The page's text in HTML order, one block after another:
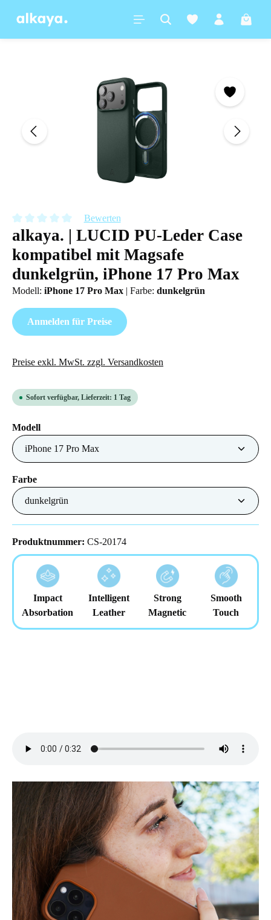
springen
Durchschnittliche Bewertung von 0 von 5 Sternen
Bewerten
alkaya. | LUCID PU-Leder Case
kompatibel mit Magsafe
dunkelgrün, iPhone 17 Pro Max
Modell: iPhone 17 Pro Max | Farbe: dunkelgrün
Anmelden für Preise
Preise exkl. MwSt. zzgl. Versandkosten
Sofort verfügbar, Lieferzeit: 1 Tag
Modellauswählen
Farbeauswählen
Produktnummer: CS-20174
Impact
Absorbation
Intelligent
Leather
Strong
Magnetic
Smooth
Touch